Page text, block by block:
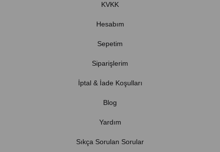
KVKK
Hesabım
Sepetim
Siparişlerim
İptal & İade Koşulları
Blog
Yardım
Sıkça Sorulan Sorular